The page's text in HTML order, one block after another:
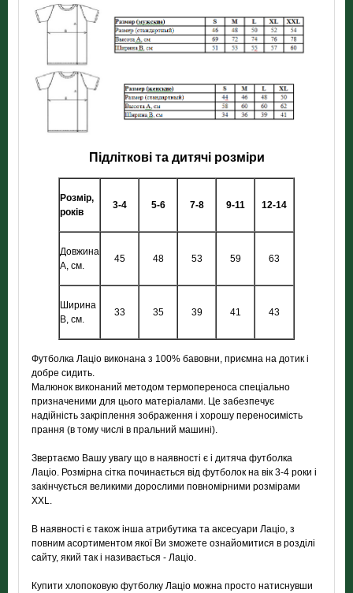
Підліткові та дитячі розміри
Розмір,
років
3-4 5-6 7-8 9-11 12-14
Довжина
А, см.
45 48 53 59 63
Ширина
В, см.
33 35 39 41 43
Футболка Лаціо виконана з 100% бавовни, приємна на дотик і
добре сидить.
Малюнок виконаний методом термопереноса спеціально
призначеними для цього матеріалами. Це забезпечує
надійність закріплення зображення і хорошу переносимість
прання (в тому числі в пральний машині).
Звертаємо Вашу увагу що в наявності є і дитяча футболка
Лаціо. Розмірна сітка починається від футболок на вік 3-4 роки і
закінчується великими дорослими повномірними розмірами
XXL.
В наявності є також інша атрибутика та аксесуари Лаціо, з
повним асортиментом якої Ви зможете ознайомитися в розділі
сайту, який так і називається - Лаціо.
Купити хлопоковую футболку Лаціо можна просто натиснувши